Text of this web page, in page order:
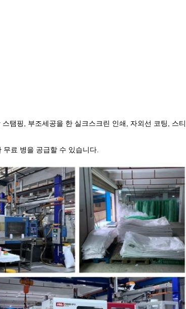
탬핑, 부조세공을 한 실크스크린 인쇄, 자외선 코팅, 스
료 병을 공급할 수 있습니다.